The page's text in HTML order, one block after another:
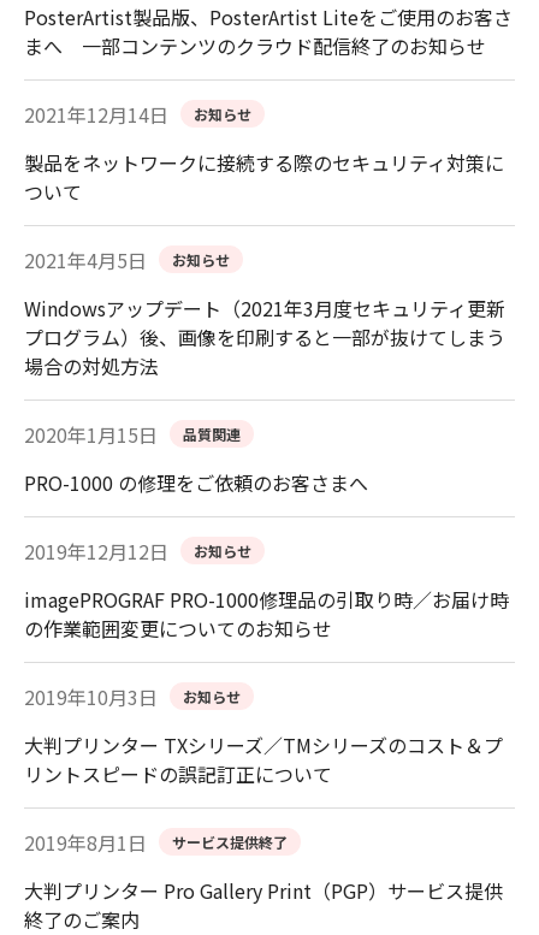
PosterArtist製品版、PosterArtist Liteをご使用のお客さ
まへ 一部コンテンツのクラウド配信終了のお知らせ
2021年12月14日 お知らせ
製品をネットワークに接続する際のセキュリティ対策に
ついて
2021年4月5日 お知らせ
Windowsアップデート（2021年3月度セキュリティ更新
プログラム）後、画像を印刷すると一部が抜けてしまう
場合の対処方法
2020年1月15日 品質関連
PRO-1000 の修理をご依頼のお客さまへ
2019年12月12日 お知らせ
imagePROGRAF PRO-1000修理品の引取り時／お届け時
の作業範囲変更についてのお知らせ
2019年10月3日 お知らせ
大判プリンター TXシリーズ／TMシリーズのコスト＆プ
リントスピードの誤記訂正について
2019年8月1日 サービス提供終了
大判プリンター Pro Gallery Print（PGP）サービス提供
終了のご案内